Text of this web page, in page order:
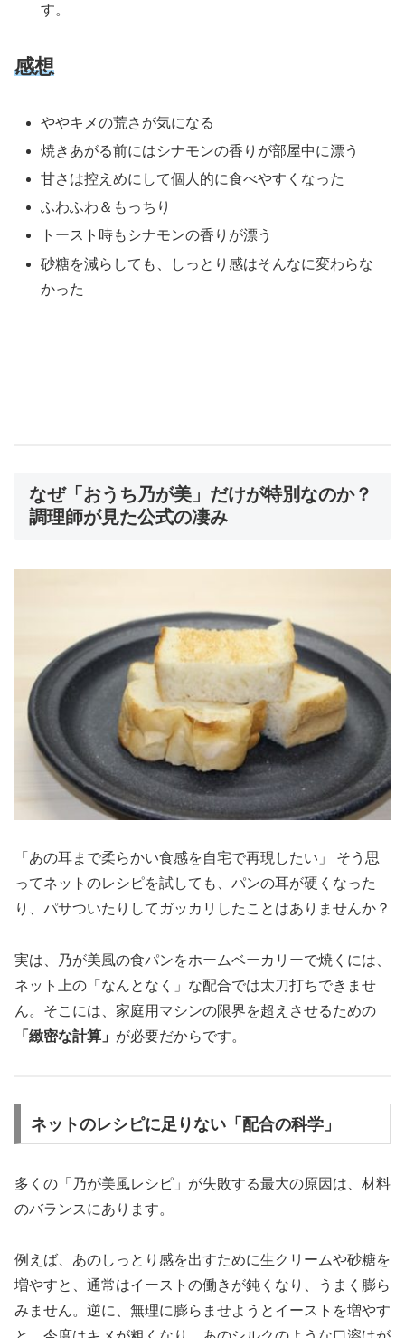
す。
感想
ややキメの荒さが気になる
焼きあがる前にはシナモンの香りが部屋中に漂う
甘さは控えめにして個人的に食べやすくなった
ふわふわ＆もっちり
トースト時もシナモンの香りが漂う
砂糖を減らしても、しっとり感はそんなに変わらな
かった
なぜ「おうち乃が美」だけが特別なのか？
調理師が見た公式の凄み
「あの耳まで柔らかい食感を自宅で再現したい」 そう思
ってネットのレシピを試しても、パンの耳が硬くなった
り、パサついたりしてガッカリしたことはありませんか？
実は、乃が美風の食パンをホームベーカリーで焼くには、
ネット上の「なんとなく」な配合では太刀打ちできませ
ん。そこには、家庭用マシンの限界を超えさせるための
「緻密な計算」 が必要だからです。
ネットのレシピに足りない「配合の科学」
多くの「乃が美風レシピ」が失敗する最大の原因は、材料
のバランスにあります。
例えば、あのしっとり感を出すために生クリームや砂糖を
増やすと、通常はイーストの働きが鈍くなり、うまく膨ら
みません。逆に、無理に膨らませようとイーストを増やす